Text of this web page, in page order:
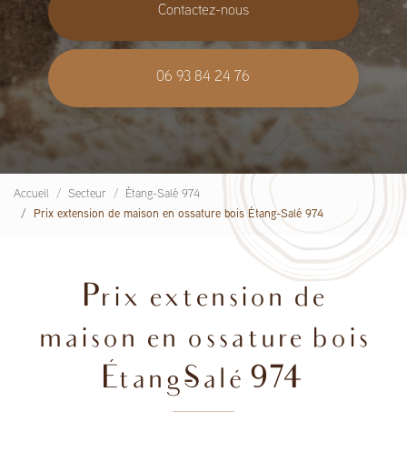
Contactez-nous
06 93 84 24 76
Accueil Secteur
Étang-Salé 974
Prix extension de maison en ossature bois Étang-Salé 974
Prix extension de
maison en ossature bois
Étang-Salé 974